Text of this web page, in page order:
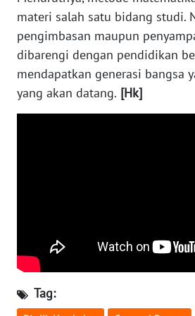
materi salah satu bidang studi.
pengimbasan maupun
dibarengi dengan pendidikan
mendapatkan generasi bangsa
yang akan datang. [Hk]
Tag:
KALTENG
WN
KALTARA
WN
WN
GORONTALO
WN